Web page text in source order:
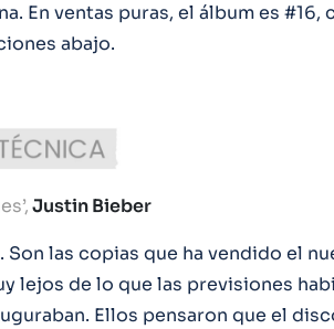
En ventas puras, el álbum es #16,
abajo.
Justin Bieber
Son las copias que ha vendido el
lejos de lo que las previsiones
Ellos pensaron que el